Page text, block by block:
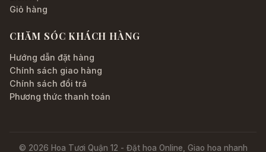
Giỏ hàng
CHĂM SÓC KHÁCH HÀNG
Hướng dẫn đặt hàng
Chính sách giao hàng
Chính sách đổi trả
Phương thức thanh toán
© 2026 Hoa Tươi Quận 12 - Đặt hoa Online, Giao hoa nhanh